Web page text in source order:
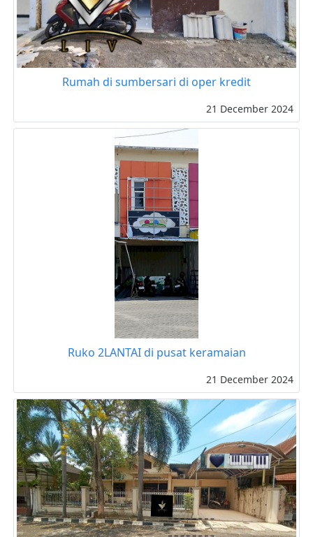
Rumah di sumbersari di oper kredit
21 December 2024
Ruko 2LANTAI di pusat keramaian
21 December 2024